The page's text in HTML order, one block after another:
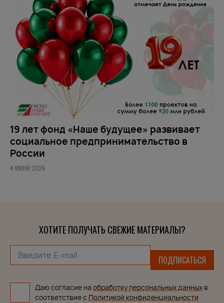
19 лет фонд «Наше будущее» развивает
социальное предпринимательство в
России
4 ИЮНЯ 2026
ХОТИТЕ ПОЛУЧАТЬ СВЕЖИЕ МАТЕРИАЛЫ?
ПОДПИСАТЬСЯ
Даю согласие на обработку персональных данных в
соответствие с Политикой конфиденциальности